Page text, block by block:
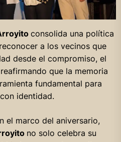
consolida una política
a los vecinos que
desde el compromiso, el
que la memoria
fundamental para
identidad.
el marco del aniversario,
no solo celebra su